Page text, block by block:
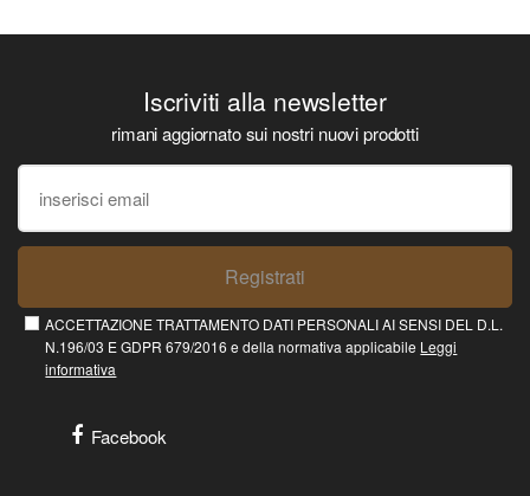
Iscriviti alla newsletter
rimani aggiornato sui nostri nuovi prodotti
Registrati
ACCETTAZIONE TRATTAMENTO DATI PERSONALI AI SENSI DEL D.L.
N.196/03 E GDPR 679/2016 e della normativa applicabile Leggi
informativa
Facebook